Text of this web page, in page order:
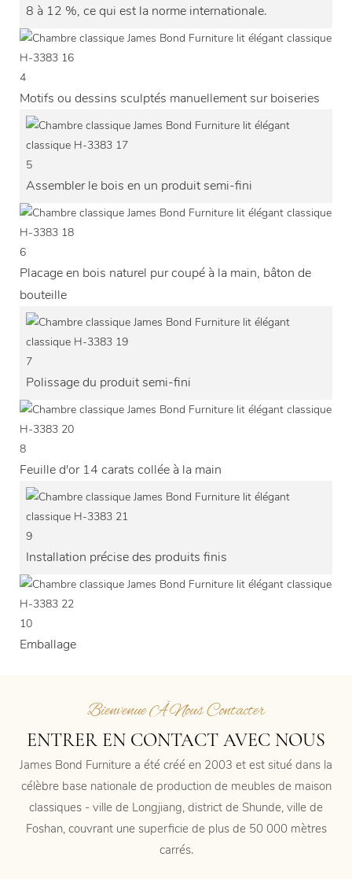
8 à 12 %, ce qui est la norme internationale.
4
Motifs ou dessins sculptés manuellement sur boiseries
5
Assembler le bois en un produit semi-fini
6
Placage en bois naturel pur coupé à la main, bâton de
bouteille
7
Polissage du produit semi-fini
8
Feuille d'or 14 carats collée à la main
9
Installation précise des produits finis
10
Emballage
Bienvenue À Nous Contacter
ENTRER EN CONTACT AVEC NOUS
James Bond Furniture a été créé en 2003 et est situé dans la
célèbre base nationale de production de meubles de maison
classiques - ville de Longjiang, district de Shunde, ville de
Foshan, couvrant une superficie de plus de 50 000 mètres
carrés.